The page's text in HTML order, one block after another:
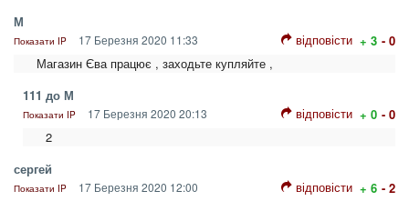
М
Показати IP 17 Березня 2020 11:33 відповісти + 3 - 0
Магазин Єва працює , заходьте купляйте ,
111 до М
Показати IP 17 Березня 2020 20:13 відповісти + 0 - 0
2
сергей
Показати IP 17 Березня 2020 12:00 відповісти + 6 - 2